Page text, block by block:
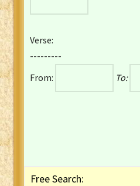
French Darby Bible
French Louis Segond Bible
Gaelic (Manx) Selections
Gaelic (Scottish) Mark
Verse:
---------
From:
To:
Free Search: